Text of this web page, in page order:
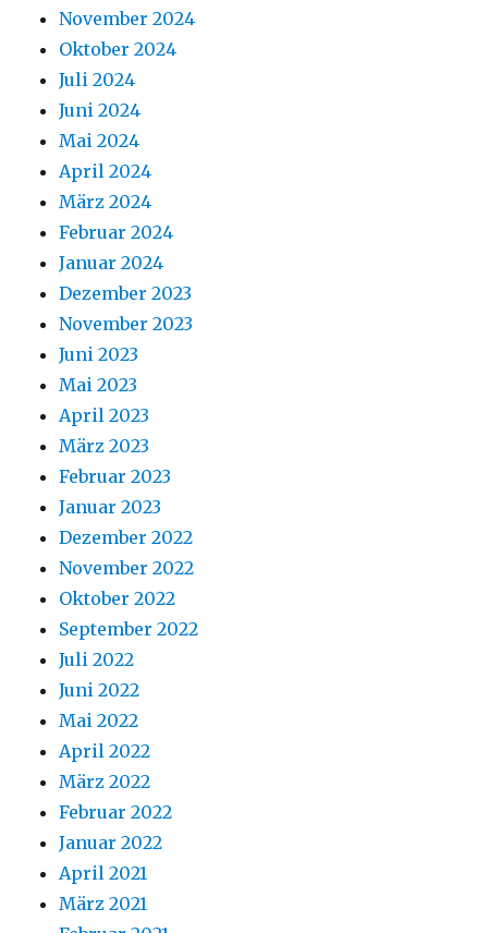
November 2024
Oktober 2024
Juli 2024
Juni 2024
Mai 2024
April 2024
März 2024
Februar 2024
Januar 2024
Dezember 2023
November 2023
Juni 2023
Mai 2023
April 2023
März 2023
Februar 2023
Januar 2023
Dezember 2022
November 2022
Oktober 2022
September 2022
Juli 2022
Juni 2022
Mai 2022
April 2022
März 2022
Februar 2022
Januar 2022
April 2021
März 2021